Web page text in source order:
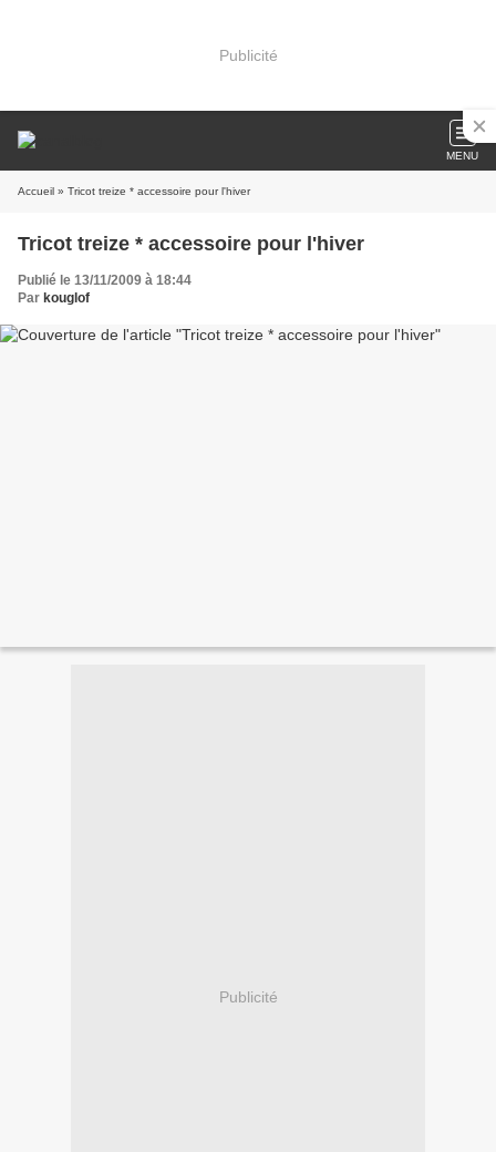
Publicité
MENU
Accueil » Tricot treize * accessoire pour l'hiver
Tricot treize * accessoire pour l'hiver
Publié le 13/11/2009 à 18:44
Par kouglof
Publicité